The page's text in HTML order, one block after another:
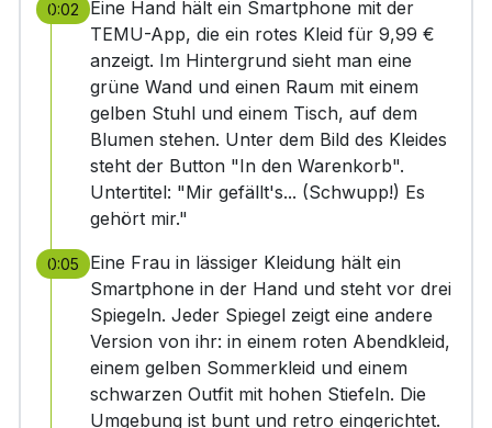
0:02
Eine Hand hält ein Smartphone mit der
TEMU-App, die ein rotes Kleid für 9,99 €
anzeigt. Im Hintergrund sieht man eine
grüne Wand und einen Raum mit einem
gelben Stuhl und einem Tisch, auf dem
Blumen stehen. Unter dem Bild des Kleides
steht der Button "In den Warenkorb".
Untertitel: "Mir gefällt's... (Schwupp!) Es
gehört mir."
0:05
Eine Frau in lässiger Kleidung hält ein
Smartphone in der Hand und steht vor drei
Spiegeln. Jeder Spiegel zeigt eine andere
Version von ihr: in einem roten Abendkleid,
einem gelben Sommerkleid und einem
schwarzen Outfit mit hohen Stiefeln. Die
Umgebung ist bunt und retro eingerichtet.